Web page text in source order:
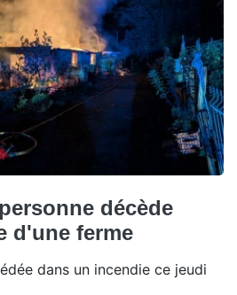
décède
d'une ferme
dans un incendie ce jeudi